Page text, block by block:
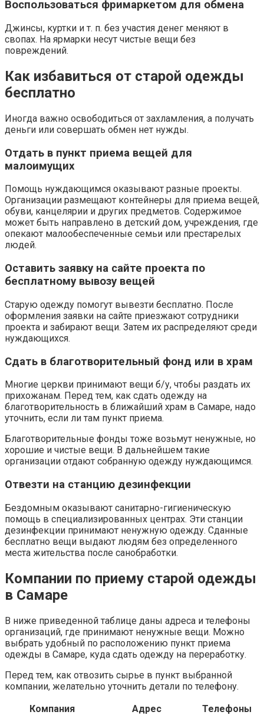
Воспользоваться фримаркетом для обмена
Джинсы, куртки и т. п. без участия денег меняют в
свопах. На ярмарки несут чистые вещи без
повреждений.
Как избавиться от старой одежды
бесплатно
Иногда важно освободиться от захламления, а получать
деньги или совершать обмен нет нужды.
Отдать в пункт приема вещей для
малоимущих
Помощь нуждающимся оказывают разные проекты.
Организации размещают контейнеры для приема вещей,
обуви, канцелярии и других предметов. Содержимое
может быть направлено в детский дом, учреждения, где
опекают малообеспеченные семьи или престарелых
людей.
Оставить заявку на сайте проекта по
бесплатному вывозу вещей
Старую одежду помогут вывезти бесплатно. После
оформления заявки на сайте приезжают сотрудники
проекта и забирают вещи. Затем их распределяют среди
нуждающихся.
Сдать в благотворительный фонд или в храм
Многие церкви принимают вещи б/у, чтобы раздать их
прихожанам. Перед тем, как сдать одежду на
благотворительность в ближайший храм в Самаре, надо
уточнить, если ли там пункт приема.
Благотворительные фонды тоже возьмут ненужные, но
хорошие и чистые вещи. В дальнейшем такие
организации отдают собранную одежду нуждающимся.
Отвезти на станцию дезинфекции
Бездомным оказывают санитарно-гигиеническую
помощь в специализированных центрах. Эти станции
дезинфекции принимают ненужную одежду. Сданные
бесплатно вещи выдают людям без определенного
места жительства после санобработки.
Компании по приему старой одежды
в Самаре
В ниже приведенной таблице даны адреса и телефоны
организаций, где принимают ненужные вещи. Можно
выбрать удобный по расположению пункт приема
одежды в Самаре, куда сдать одежду на переработку.
Перед тем, как отвозить сырье в пункт выбранной
компании, желательно уточнить детали по телефону.
Компания
Адрес
Телефоны